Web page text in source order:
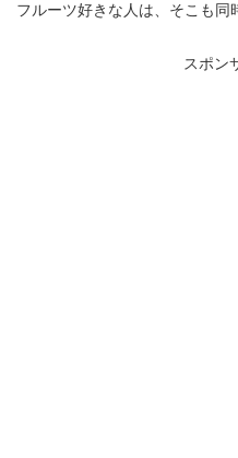
フルーツ好きな人は、そこも同
スポン